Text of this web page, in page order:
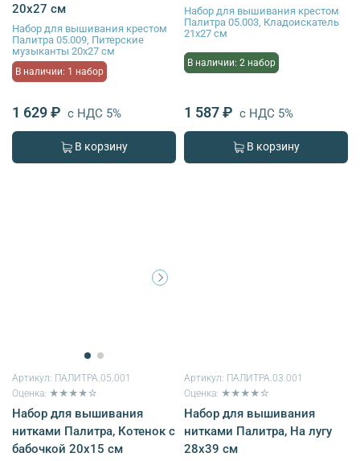
20х27 см
Набор для вышивания крестом
Палитра 05.009, Питерские
музыканты 20х27 см
В наличии: 1 набор
1 629 ₽ с НДС 5%
В корзину
Набор для вышивания крестом
Палитра 05.003, Кладоискатель
21х27 см
В наличии: 2 набор
1 587 ₽ с НДС 5%
В корзину
Артикул: ПАЛИТРА.05.001
Оценка: ★★★★☆
Набор для вышивания
нитками Палитра, Котенок с
бабочкой 20х15 см
Артикул: ПАЛИТРА.03.001
Оценка: ★★★★☆
Набор для вышивания
нитками Палитра, На лугу
28х39 см